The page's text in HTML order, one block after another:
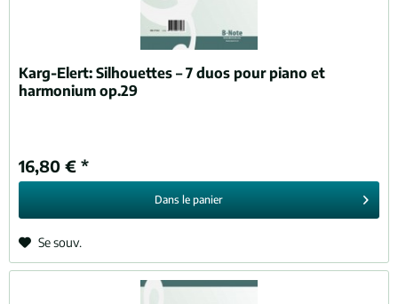
Karg-Elert:Silhouettes – 7 duos pour piano et
harmonium op.29
16,80 € *
Dans le panier
Se souv.